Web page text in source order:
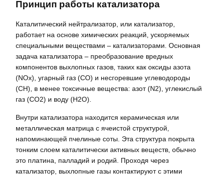
Принцип работы катализатора
Каталитический нейтрализатор, или катализатор,
работает на основе химических реакций, ускоряемых
специальными веществами – катализаторами. Основная
задача катализатора – преобразование вредных
компонентов выхлопных газов, таких как оксиды азота
(NOx), угарный газ (CO) и несгоревшие углеводороды
(CH), в менее токсичные вещества: азот (N2), углекислый
газ (CO2) и воду (H2O).
Внутри катализатора находится керамическая или
металлическая матрица с ячеистой структурой,
напоминающей пчелиные соты. Эта структура покрыта
тонким слоем каталитически активных веществ, обычно
это платина, палладий и родий. Проходя через
катализатор, выхлопные газы контактируют с этими